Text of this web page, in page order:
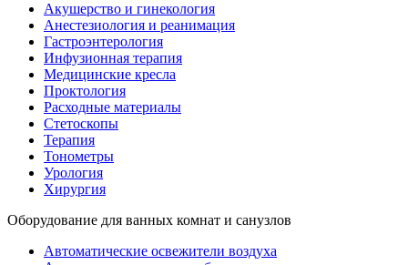
Акушерство и гинекология
Анестезиология и реанимация
Гастроэнтерология
Инфузионная терапия
Медицинские кресла
Проктология
Расходные материалы
Стетоскопы
Терапия
Тонометры
Урология
Хирургия
Оборудование для ванных комнат и санузлов
Автоматические освежители воздуха